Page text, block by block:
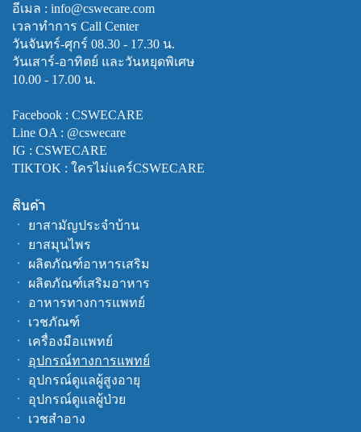
อีเมล : info@cswecare.com
เวลาทำการ Call Center
วันจันทร์-ศุกร์ 08.30 - 17.30 น.
วันเสาร์-อาทิตย์ และวันหยุดพิเศษ
10.00 - 17.00 น.
Facebook : CSWECARE
Line OA : @cswecare
IG : CSWECARE
TIKTOK : ใครไม่แคร์CSWECARE
สินค้า
ㆍ ยาสามัญประจำบ้าน
ㆍ ยาสมุนไพร
ㆍ ผลิตภัณฑ์อาหารเสริม
ㆍ ผลิตภัณฑ์เสริมอาหาร
ㆍ อาหารทางการแพทย์
ㆍ เวชภัณฑ์
ㆍ เครื่องมือแพทย์
ㆍ อุปกรณ์ทางการแพทย์
ㆍ อุปกรณ์ดูแลผู้สูงอายุ
ㆍ อุปกรณ์ดูแลผู้ป่วย
ㆍ
เวชสำอาง